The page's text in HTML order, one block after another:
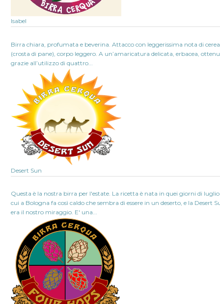
Isabel
Birra chiara, profumata e beverina. Attacco con leggerissima nota di
(crosta di pane), corpo leggero. A un’amaricatura delicata, erbacea,
grazie all’utilizzo di quattro...
Desert Sun
Questa è la nostra birra per l'estate. La ricetta è nata in quei giorni di
cui a Bologna fa così caldo che sembra di essere in un deserto, e la Desert
era il nostro miraggio. E' una...